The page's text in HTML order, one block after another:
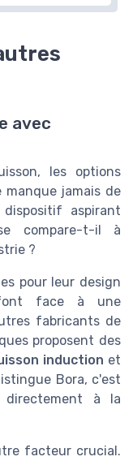
avec
les options
jamais de
aspirant
compare-t-il à
?
pour leur design
face à une
fabricants de
proposent des
induction et
Bora, c'est
directement à la
facteur crucial.